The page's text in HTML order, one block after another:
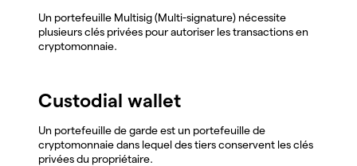
Un portefeuille Multisig (Multi-signature) nécessite
plusieurs clés privées pour autoriser les transactions en
cryptomonnaie.
Custodial wallet
Un portefeuille de garde est un portefeuille de
cryptomonnaie dans lequel des tiers conservent les clés
privées du propriétaire.